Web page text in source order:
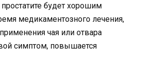
будет хорошим
медикаментозного лечения,
чая или отвара
симптом, повышается